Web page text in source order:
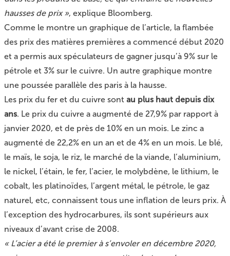
hausses de prix », explique Bloomberg.
Comme le montre un graphique de l’article, la flambée
des prix des matières premières a commencé début 2020
et a permis aux spéculateurs de gagner jusqu’à 9% sur le
pétrole et 3% sur le cuivre. Un autre graphique montre
une poussée parallèle des paris à la hausse.
Les prix du fer et du cuivre sont au plus haut depuis dix
ans. Le prix du cuivre a augmenté de 27,9% par rapport à
janvier 2020, et de près de 10% en un mois. Le zinc a
augmenté de 22,2% en un an et de 4% en un mois. Le blé,
le maïs, le soja, le riz, le marché de la viande, l’aluminium,
le nickel, l’étain, le fer, l’acier, le molybdène, le lithium, le
cobalt, les platinoïdes, l’argent métal, le pétrole, le gaz
naturel, etc, connaissent tous une inflation de leurs prix. À
l’exception des hydrocarbures, ils sont supérieurs aux
niveaux d’avant crise de 2008.
« L’acier a été le premier à s’envoler en décembre 2020,